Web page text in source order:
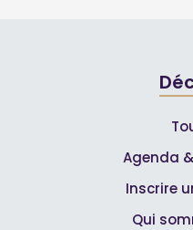
Agenda
Inscrire
Qui